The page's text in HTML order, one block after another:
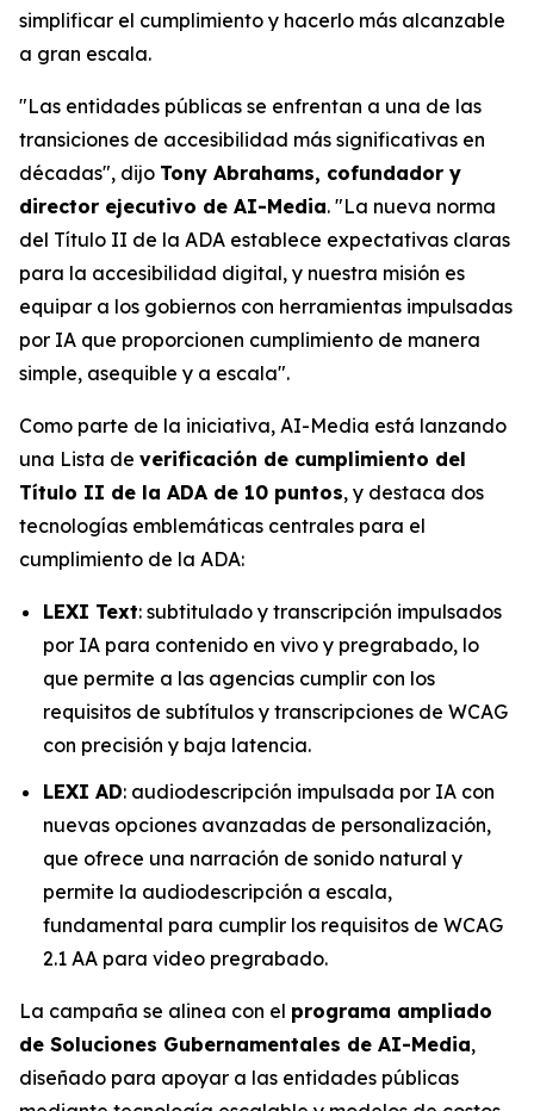
simplificar el cumplimiento y hacerlo más alcanzable
a gran escala.
"Las entidades públicas se enfrentan a una de las
transiciones de accesibilidad más significativas en
décadas", dijo Tony Abrahams, cofundador y
director ejecutivo de AI-Media. "La nueva norma
del Título II de la ADA establece expectativas claras
para la accesibilidad digital, y nuestra misión es
equipar a los gobiernos con herramientas impulsadas
por IA que proporcionen cumplimiento de manera
simple, asequible y a escala".
Como parte de la iniciativa, AI-Media está lanzando
una Lista de verificación de cumplimiento del
Título II de la ADA de 10 puntos, y destaca dos
tecnologías emblemáticas centrales para el
cumplimiento de la ADA:
LEXI Text: subtitulado y transcripción impulsados
por IA para contenido en vivo y pregrabado, lo
que permite a las agencias cumplir con los
requisitos de subtítulos y transcripciones de WCAG
con precisión y baja latencia.
LEXI AD: audiodescripción impulsada por IA con
nuevas opciones avanzadas de personalización,
que ofrece una narración de sonido natural y
permite la audiodescripción a escala,
fundamental para cumplir los requisitos de WCAG
2.1 AA para video pregrabado.
La campaña se alinea con el programa ampliado
de Soluciones Gubernamentales de AI-Media,
diseñado para apoyar a las entidades públicas